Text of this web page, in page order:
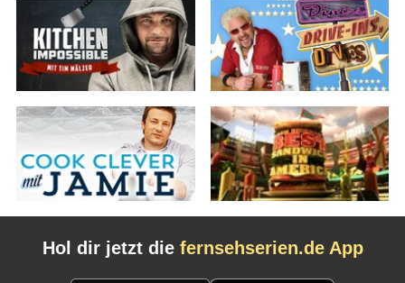
Hol dir jetzt die fernsehserien.de App